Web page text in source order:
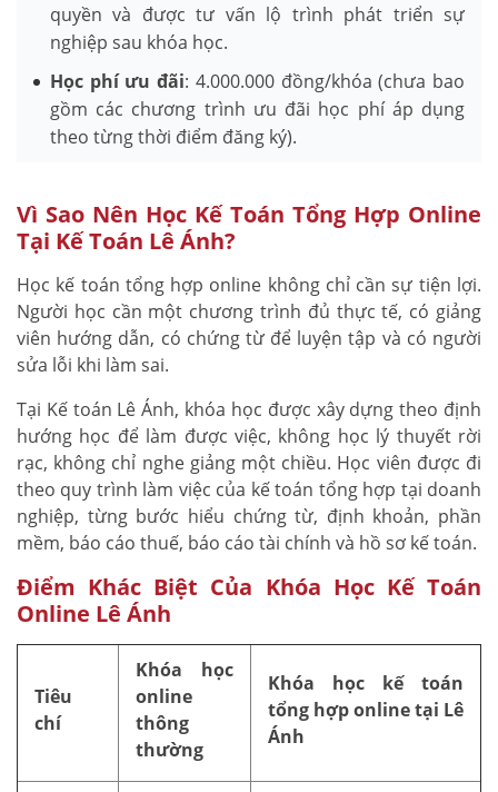
quyền và được tư vấn lộ trình phát triển sự
nghiệp sau khóa học.
Học phí ưu đãi: 4.000.000 đồng/khóa (chưa bao
gồm các chương trình ưu đãi học phí áp dụng
theo từng thời điểm đăng ký).
Vì Sao Nên Học Kế Toán Tổng Hợp Online
Tại Kế Toán Lê Ánh?
Học kế toán tổng hợp online không chỉ cần sự tiện lợi.
Người học cần một chương trình đủ thực tế, có giảng
viên hướng dẫn, có chứng từ để luyện tập và có người
sửa lỗi khi làm sai.
Tại Kế toán Lê Ánh, khóa học được xây dựng theo định
hướng học để làm được việc, không học lý thuyết rời
rạc, không chỉ nghe giảng một chiều. Học viên được đi
theo quy trình làm việc của kế toán tổng hợp tại doanh
nghiệp, từng bước hiểu chứng từ, định khoản, phần
mềm, báo cáo thuế, báo cáo tài chính và hồ sơ kế toán.
Điểm Khác Biệt Của Khóa Học Kế Toán
Online Lê Ánh
Tiêu
chí
Khóa học
online
thông
thường
Khóa học kế toán
tổng hợp online tại Lê
Ánh